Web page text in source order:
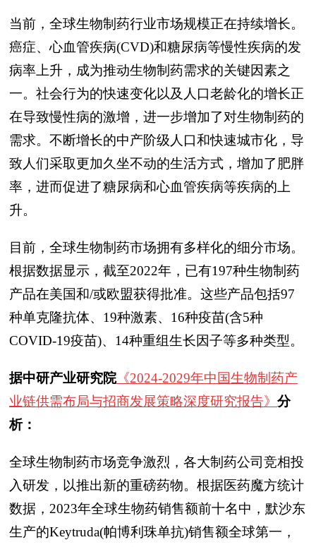
当前，全球生物制药行业市场规模正在持续增长。
癌症、心血管疾病(CVD)和糖尿病等慢性疾病的发
病率上升，成为推动生物制药需求的关键因素之
一。社会行为的快速变化以及人口老龄化的增长正
在导致慢性病的激增，进一步增加了对生物制药的
需求。不断增长的中产阶级人口和快速城市化，导
致人们采取更加久坐不动的生活方式，增加了肥胖
率，进而促进了糖尿病和心血管疾病等疾病的上
升。
目前，全球生物制药市场拥有多样化的细分市场。
根据数据显示，截至2022年，已有197种生物制药
产品在美国和/或欧盟获得批准。这些产品包括97
种单克隆抗体、19种激素、16种疫苗(含5种
COVID-19疫苗)、14种重组生长因子等多种类型。
据中研产业研究院《2024-2029年中国生物制药产
业链供需布局与招商发展策略深度研究报告》 分
析：
全球生物制药市场竞争激烈，各大制药公司竞相投
入研发，以推出新的重磅药物。根据医药魔方统计
数据，2023年全球生物药销售额前十名中，默沙东
生产的Keytruda(帕博利珠单抗)销售额全球第一，